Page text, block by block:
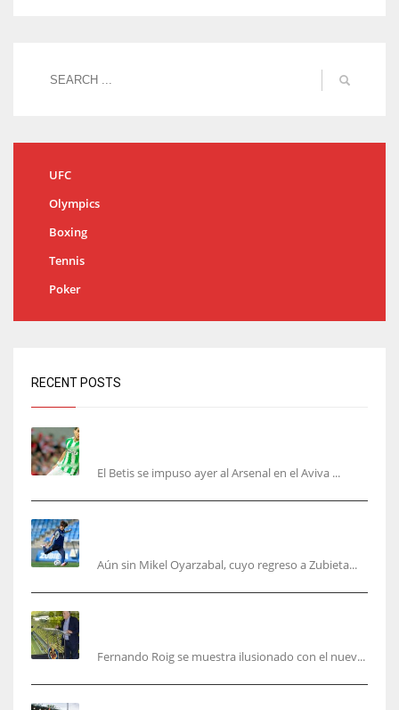
UFC
Olympics
Boxing
Tennis
Poker
RECENT POSTS
El Betis se impuso ayer al Arsenal en el Aviva ...
Aún sin Mikel Oyarzabal, cuyo regreso a Zubieta...
Fernando Roig se muestra ilusionado con el nuev...